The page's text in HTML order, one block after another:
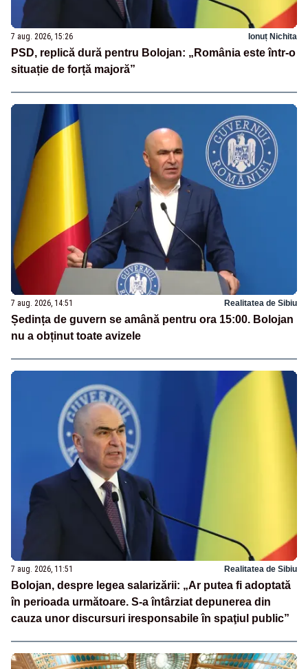
7 aug. 2026, 15:26 Ionuț Nichita
PSD, replică dură pentru Bolojan: „România este într-o
situație de forță majoră”
7 aug. 2026, 14:51 Realitatea de Sibiu
Ședința de guvern se amână pentru ora 15:00. Bolojan
nu a obținut toate avizele
7 aug. 2026, 11:51 Realitatea de Sibiu
Bolojan, despre legea salarizării: „Ar putea fi adoptată
în perioada următoare. S-a întârziat depunerea din
cauza unor discursuri iresponsabile în spaţiul public”